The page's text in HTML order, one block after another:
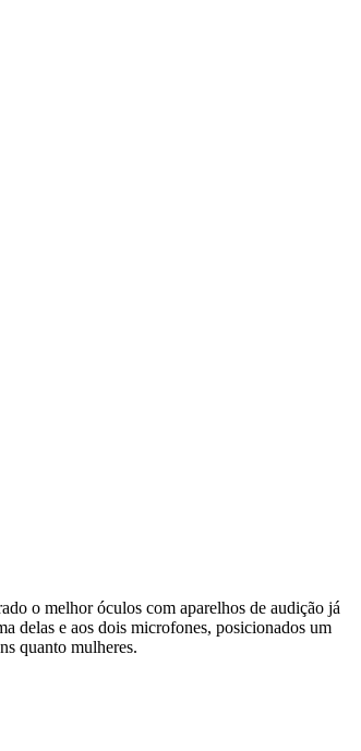
o melhor óculos com aparelhos de audição já
delas e aos dois microfones, posicionados um
quanto mulheres.